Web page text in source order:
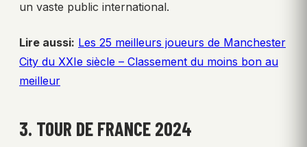
un vaste public international.
Lire aussi: Les 25 meilleurs joueurs de Manchester
City du XXIe siècle – Classement du moins bon au
meilleur
3. TOUR DE FRANCE 2024